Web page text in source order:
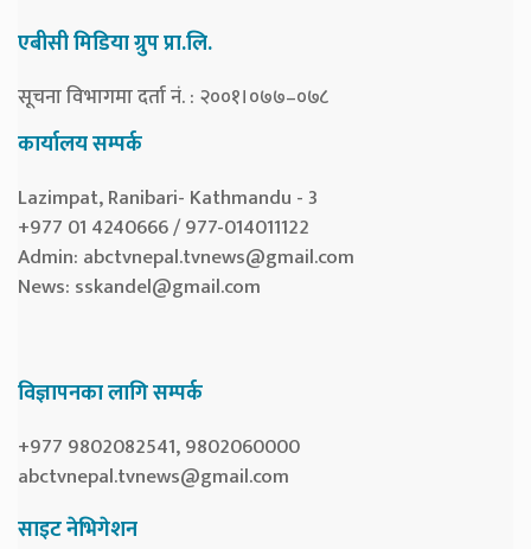
एबीसी मिडिया ग्रुप प्रा.लि.
सूचना विभागमा दर्ता नं. : २००१।०७७–०७८
कार्यालय सम्पर्क
Lazimpat, Ranibari- Kathmandu - 3
+977 01 4240666 / 977-014011122
Admin: abctvnepal.tvnews@gmail.com
News: sskandel@gmail.com
विज्ञापनका लागि सम्पर्क
+977 9802082541, 9802060000
abctvnepal.tvnews@gmail.com
साइट नेभिगेशन